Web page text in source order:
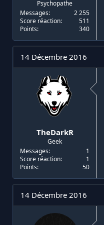
Psychopathe
Messages
2 255
Score réaction
511
Points
340
14 Décembre 2016
TheDarkR
Geek
Messages
1
Score réaction
1
Points
50
14 Décembre 2016